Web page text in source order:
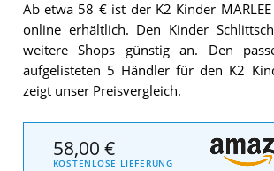
Ab etwa 58 € ist der K2 Kinder MARLEE
online erhältlich. Den Kinder
weitere Shops günstig an. Den
aufgelisteten 5 Händler für den K2
zeigt unser Preisvergleich.
58,00 €
KOSTENLOSE LIEFERUNG